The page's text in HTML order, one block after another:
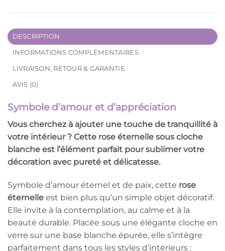
DESCRIPTION
INFORMATIONS COMPLÉMENTAIRES
LIVRAISON, RETOUR & GARANTIE
AVIS (0)
Symbole d’amour et d’appréciation
Vous cherchez à ajouter une touche de tranquillité à
votre intérieur ? Cette rose éternelle sous cloche
blanche est l’élément parfait pour sublimer votre
décoration avec pureté et délicatesse.
Symbole d’amour éternel et de paix, cette rose
éternelle est bien plus qu’un simple objet décoratif.
Elle invite à la contemplation, au calme et à la
beauté durable. Placée sous une élégante cloche en
verre sur une base blanche épurée, elle s’intègre
parfaitement dans tous les styles d’intérieurs :